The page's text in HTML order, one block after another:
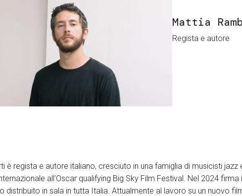
Mattia
Regista e autore
è regista e autore italiano, cresciuto in una famiglia di musicisti jazz
all’Oscar qualifying Big Sky Film Festival. Nel 2024
distribuito in sala in tutta Italia. Attualmente al lavoro su un nuovo